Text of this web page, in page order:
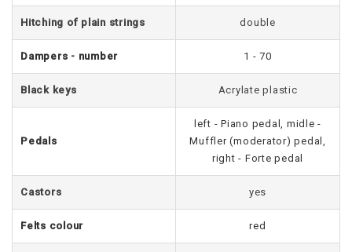
Hitching of plain strings double
Dampers - number 1 - 70
Black keys Acrylate plastic
Pedals
left - Piano pedal, midle -
Muffler (moderator) pedal,
right - Forte pedal
Castors yes
Felts colour red